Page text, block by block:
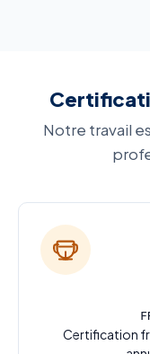
Notre travail
Certification